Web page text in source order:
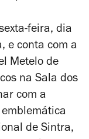
feira, dia
e conta com a
Metelo de
na Sala dos
com a
de Sintra,